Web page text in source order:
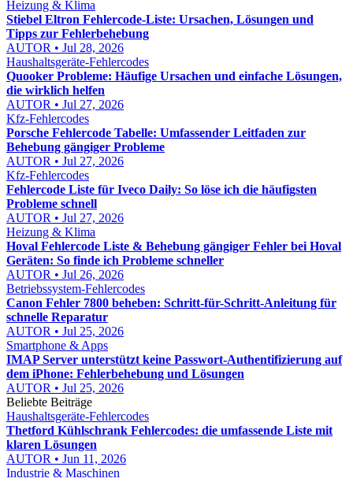
Heizung & Klima
Stiebel Eltron Fehlercode-Liste: Ursachen, Lösungen und
Tipps zur Fehlerbehebung
AUTOR • Jul 28, 2026
Haushaltsgeräte-Fehlercodes
Quooker Probleme: Häufige Ursachen und einfache Lösungen,
die wirklich helfen
AUTOR • Jul 27, 2026
Kfz-Fehlercodes
Porsche Fehlercode Tabelle: Umfassender Leitfaden zur
Behebung gängiger Probleme
AUTOR • Jul 27, 2026
Kfz-Fehlercodes
Fehlercode Liste für Iveco Daily: So löse ich die häufigsten
Probleme schnell
AUTOR • Jul 27, 2026
Heizung & Klima
Hoval Fehlercode Liste & Behebung gängiger Fehler bei Hoval
Geräten: So finde ich Probleme schneller
AUTOR • Jul 26, 2026
Betriebssystem-Fehlercodes
Canon Fehler 7800 beheben: Schritt-für-Schritt-Anleitung für
schnelle Reparatur
AUTOR • Jul 25, 2026
Smartphone & Apps
IMAP Server unterstützt keine Passwort-Authentifizierung auf
dem iPhone: Fehlerbehebung und Lösungen
AUTOR • Jul 25, 2026
Beliebte Beiträge
Haushaltsgeräte-Fehlercodes
Thetford Kühlschrank Fehlercodes: die umfassende Liste mit
klaren Lösungen
AUTOR • Jun 11, 2026
Industrie & Maschinen